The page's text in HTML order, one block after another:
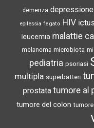
demenza depressione
epilessia fegato HIV ictus
leucemia malattie
melanoma microbiota
pediatria psoriasi
multipla superbatteri
prostata tumore al
tumore del colon